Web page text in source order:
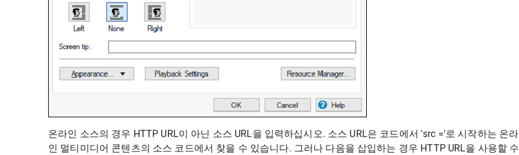
온라인 소스의 경우 HTTP URL이 아닌 소스 URL을 입력하십시오. 소스 URL은 코드에서 'src ='로 시작하는 온라
인 멀티미디어 콘텐츠의 소스 코드에서 찾을 수 있습니다. 그러나 다음을 삽입하는 경우 HTTP URL을 사용할 수